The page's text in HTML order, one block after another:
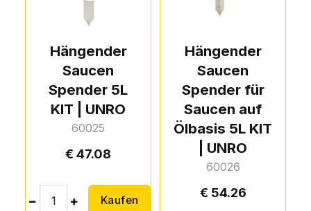
Hängender
Saucen
Spender 5L
KIT | UNRO
60025
47.08
Kaufen
Hängender
Saucen
Spender für
Saucen auf
Ölbasis 5L KIT
| UNRO
60026
54.26